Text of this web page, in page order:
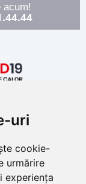
uri
cookie-
urmărire
experiența
acum!